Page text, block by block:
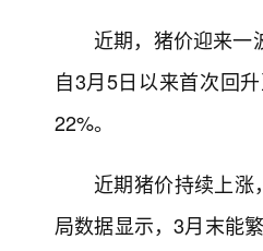
近期，猪价迎来一
自3月5日以来首次回
22%。
近期猪价持续上
局数据显示，3月末能